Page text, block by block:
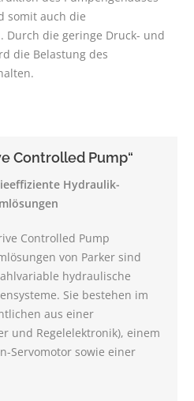
somit auch die
Durch die geringe Druck- und
die Belastung des
Controlled Pump“
Hydraulik-
Controlled Pump
von Parker sind
hydraulische
Sie bestehen im
aus einer
und Regelelektronik), einem
Servomotor sowie einer